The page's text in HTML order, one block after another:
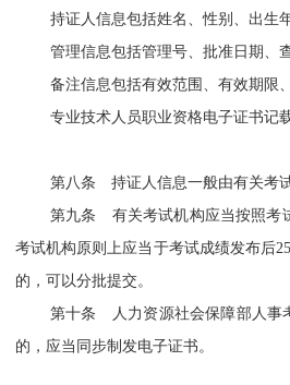
持证人信息包括姓名、性别、出生
管理信息包括管理号、批准日期、
备注信息包括有效范围、有效期限
专业技术人员职业资格电子证书记
第八条 持证人信息一般由有关考
第九条
有关考试机构应当按照考
考试机构原则上应当 于考试成绩发布后
的，可以分批提交。
第十条
人力资源社会保障部人事
的，应当同步制发电子证书。